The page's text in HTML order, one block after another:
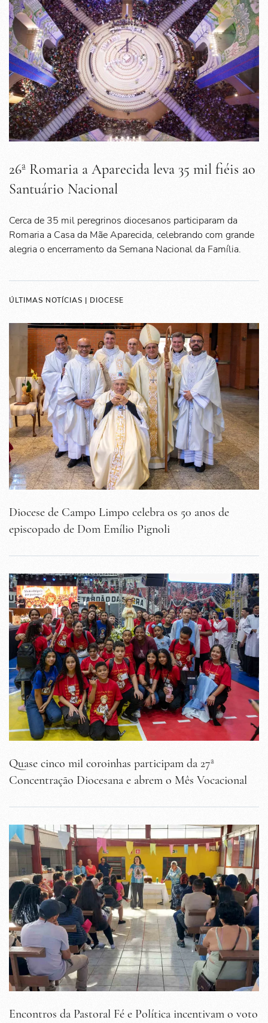
26ª Romaria a Aparecida leva 35 mil fiéis ao
Santuário Nacional
Cerca de 35 mil peregrinos diocesanos participaram da
Romaria a Casa da Mãe Aparecida, celebrando com grande
alegria o encerramento da Semana Nacional da Família.
ÚLTIMAS NOTÍCIAS | DIOCESE
Diocese de Campo Limpo celebra os 50 anos de
episcopado de Dom Emílio Pignoli
Quase cinco mil coroinhas participam da 27ª
Concentração Diocesana e abrem o Mês Vocacional
Encontros da Pastoral Fé e Política incentivam o voto